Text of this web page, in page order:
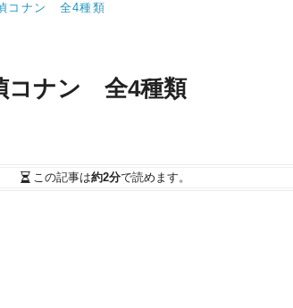
コナン 全4種類
コナン 全4種類
この記事は約2分で読めます。